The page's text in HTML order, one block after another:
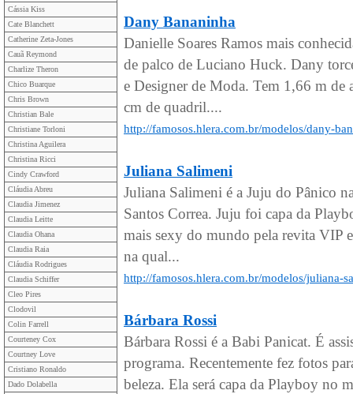
Cássia Kiss
Cate Blanchett
Catherine Zeta-Jones
Cauã Reymond
Charlize Theron
Chico Buarque
Chris Brown
Christian Bale
Christiane Torloni
Christina Aguilera
Christina Ricci
Cindy Crawford
Cláudia Abreu
Claudia Jimenez
Claudia Leitte
Claudia Ohana
Claudia Raia
Cláudia Rodrigues
Claudia Schiffer
Cleo Pires
Clodovil
Colin Farrell
Courteney Cox
Courtney Love
Cristiano Ronaldo
Dado Dolabella
Dany Bananinha
Danielle Soares Ramos mais
de palco de Luciano Huck. Dany
e Designer de Moda. Tem 1,66 m
cm de quadril....
http://famosos.hlera.com.br/modelos/dany-
Juliana Salimeni
Juliana Salimeni é a Juju do Pânico
Santos Correa. Juju foi capa da
mais sexy do mundo pela revita VIP
na qual...
http://famosos.hlera.com.br/modelos/juliana-
Bárbara Rossi
Bárbara Rossi é a Babi Panicat. É
programa. Recentemente fez fotos
beleza. Ela será capa da Playboy no